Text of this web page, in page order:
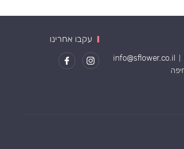
info@sflower.co.il
עקבו אחרינו